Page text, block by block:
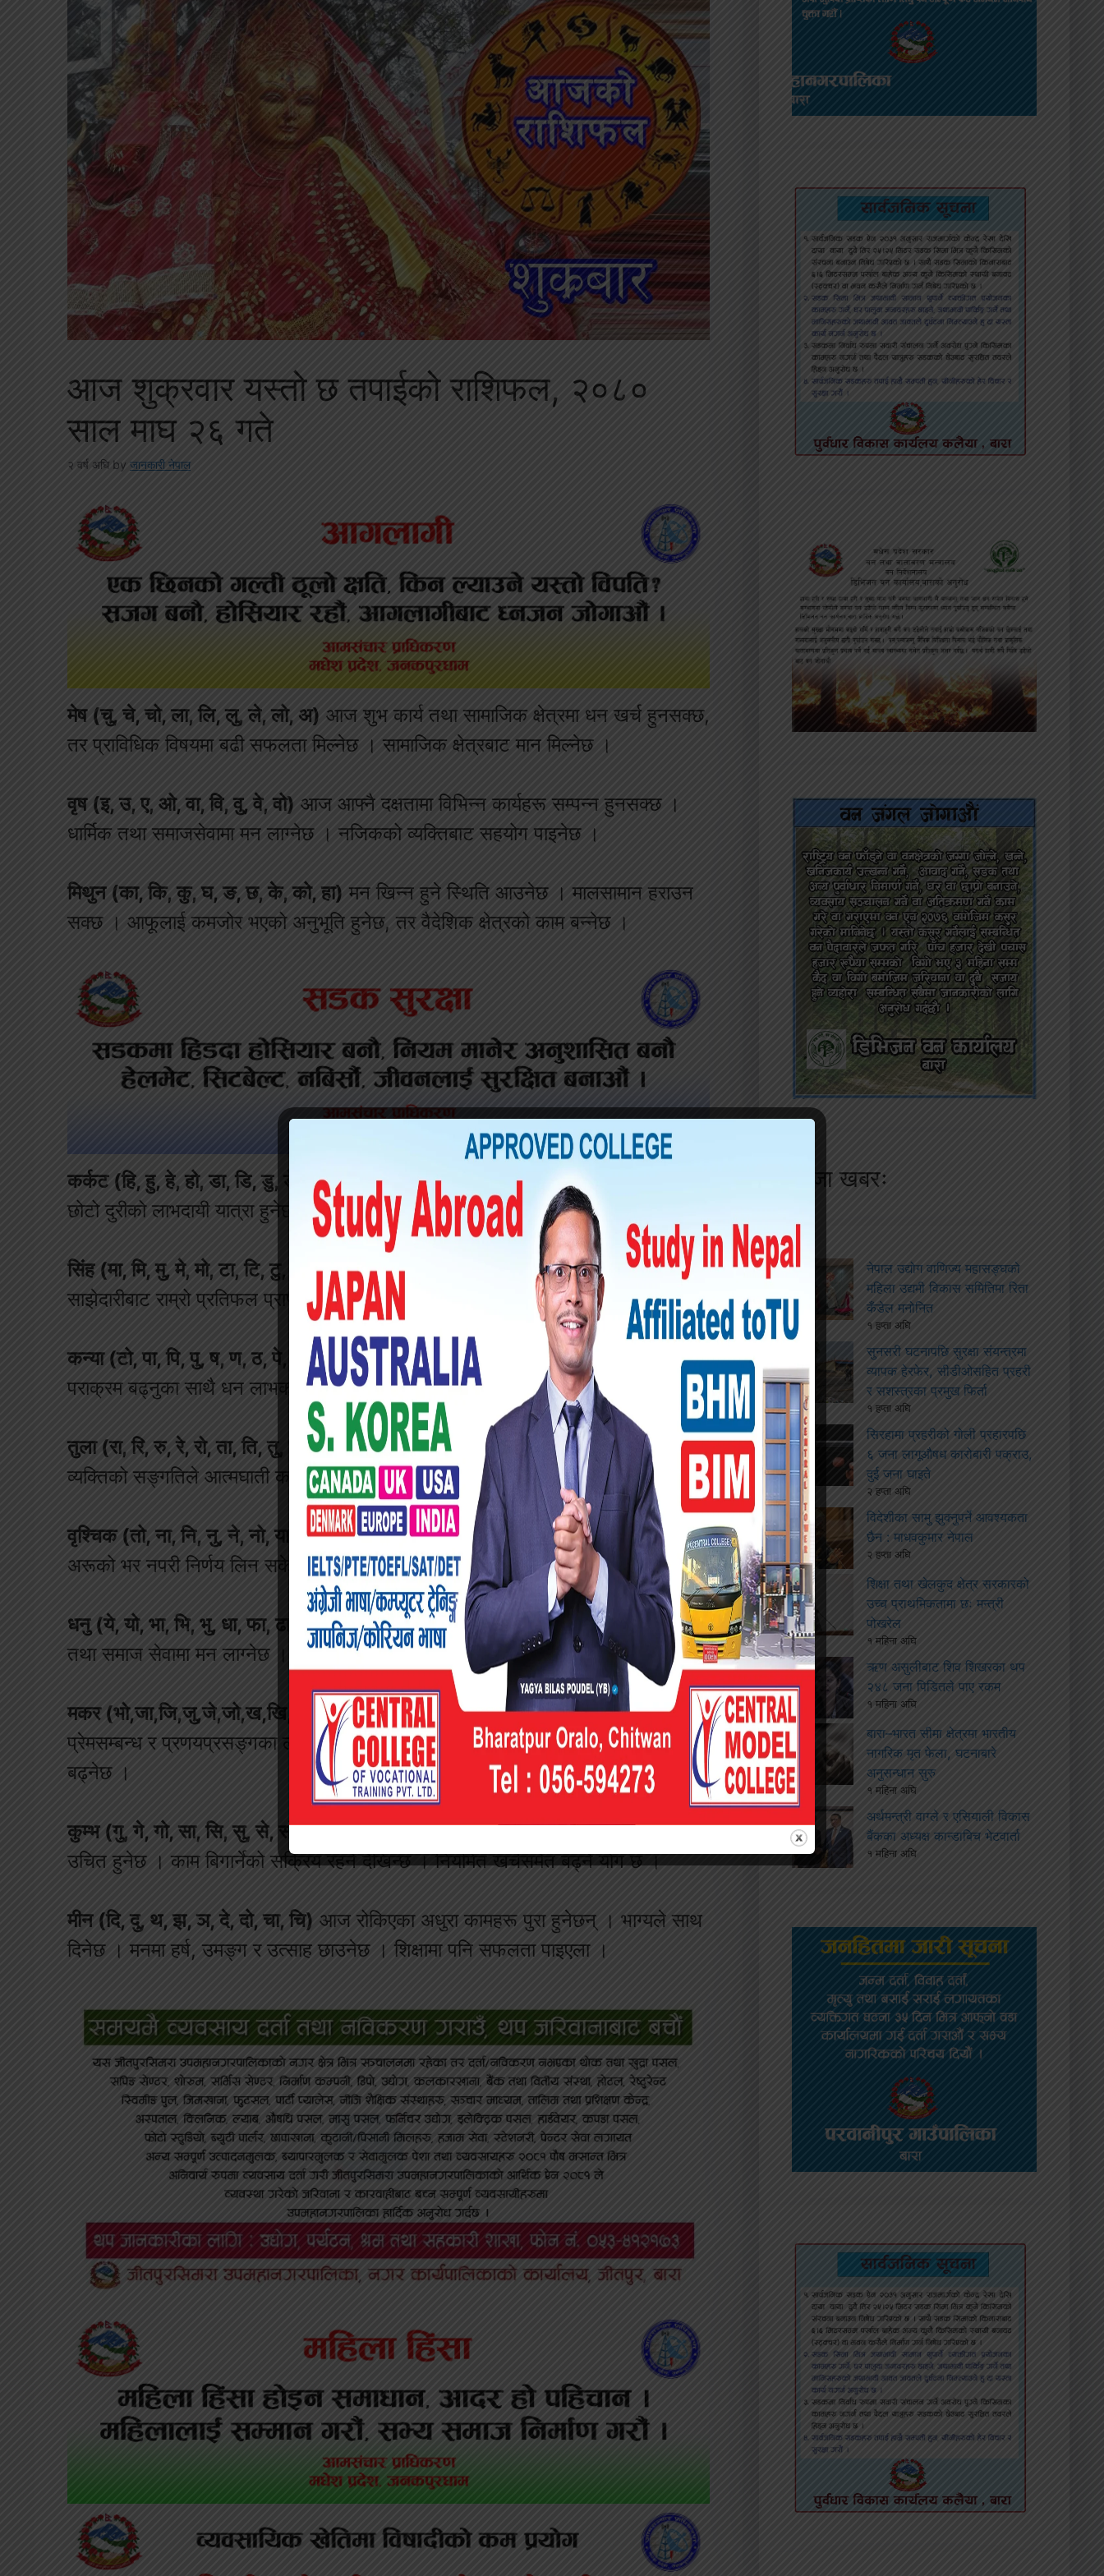
आज शुक्रवार यस्तो छ तपाईको राशिफल, २०८०
साल माघ २६ गते
२ वर्ष अघि by जानकारी नेपाल
मेष (चु, चे, चो, ला, लि, लु, ले, लो, अ) आज शुभ कार्य तथा सामाजिक क्षेत्रमा धन खर्च हुनसक्छ,
तर प्राविधिक विषयमा बढी सफलता मिल्नेछ । सामाजिक क्षेत्रबाट मान मिल्नेछ ।
वृष (इ, उ, ए, ओ, वा, वि, वु, वे, वो) आज आफ्नै दक्षतामा विभिन्न कार्यहरू सम्पन्न हुनसक्छ ।
धार्मिक तथा समाजसेवामा मन लाग्नेछ । नजिकको व्यक्तिबाट सहयोग पाइनेछ ।
मिथुन (का, कि, कु, घ, ङ, छ, के, को, हा) मन खिन्न हुने स्थिति आउनेछ । मालसामान हराउन
सक्छ । आफूलाई कमजोर भएको अनुभूति हुनेछ, तर वैदेशिक क्षेत्रको काम बन्नेछ ।
कर्कट (हि, हु, हे, हो, डा, डि, डु, डे, डो) समस्या दर्साउँदा सुखदुःखमा साथ दिनेहरू भेटिनेछन् ।
छोटो दुरीको लाभदायी यात्रा हुनेछ । अरुलाई प्रभावित पारेर काम पनि बन्ला ।
सिंह (मा, मि, मु, मे, मो, टा, टि, टु, टे)
आफन्त र मित्रवर्गको सहयोग पाइने नै छ । बन्दव्यापार र
साझेदारीबाट राम्रो प्रतिफल प्राप्त हुनेछ । साङ्गीतिक क्षेत्रमा रुचि बढ्नेछ ।
कन्या (टो, पा, पि, पु, ष, ण, ठ, पे, पो)आज मिष्ठान्न भोजनको अवसर प्राप्त हुने योग छ ।
पराक्रम बढ्नुका साथै धन लाभका योग पनि देखिन्छन् । प्रेम जीवन पनि सफल रहनेछ ।
तुला (रा, रि, रु, रे, रो, ता, ति, तु, ते)आज अधिकार प्राप्तिका लागि संघर्ष गर्नु पर्ला । दुष्ट
व्यक्तिको सङ्गतिले आत्मघाती काम गर्न पुगिएला सचेत रहनुहोला । अल्छीपना पनि बढ्नेछ ।
वृश्चिक (तो, ना, नि, नु, ने, नो, या, यि, यु)लामो समयदेखि रोकिएको कामको गाँठो फुक्नेछ ।
अरूको भर नपरी निर्णय लिन सके थप अवसर प्राप्त होला । स्वादिष्ट भोजन पनि पाइएला ।
धनु (ये, यो, भा, भि, भु, धा, फा, ढा, भे)बुद्धिको उपयोगले लक्ष्य पहिल्याउन सकिनेछ । धर्मकर्म
तथा समाज सेवामा मन लाग्नेछ । रमाइलो र टाढाको यात्राको सम्भावना समेत छ ।
मकर (भो,जा,जि,जु,जे,जो,ख,खि,खु,खे,खो,गा,गि) आज आँटेको र ताकेको कार्य पुरा होला ।
प्रेमसम्बन्ध र प्रणयप्रसङ्गका लागि पनि श्रेष्ठ समय रहेको छ । साहित्यिक क्षेत्रमा रुचि
बढ्नेछ ।
कुम्भ (गु, गे, गो, सा, सि, सु, से, सो, दा)स्वास्थ्य क्षेत्र निर्बल रहने भएकाले सजगता अपनाउनु नै
उचित हुनेछ । काम बिगार्नेको सक्रिय रहने देखिन्छ । नियमित खर्चसमेत बढ्ने योग छ ।
मीन (दि, दु, थ, झ, ञ, दे, दो, चा, चि) आज रोकिएका अधुरा कामहरू पुरा हुनेछन् । भाग्यले साथ
दिनेछ । मनमा हर्ष, उमङ्ग र उत्साह छाउनेछ । शिक्षामा पनि सफलता पाइएला ।
ताजा खबरः
नेपाल उद्योग वाणिज्य महासङ्घको
महिला उद्यमी विकास समितिमा रिता
कँडेल मनोनित
१ हप्ता अघि
सुनसरी घटनापछि सुरक्षा संयन्त्रमा
व्यापक हेरफेर, सीडीओसहित प्रहरी
र सशस्त्रका प्रमुख फिर्ता
१ हप्ता अघि
सिरहामा प्रहरीको गोली प्रहारपछि
६ जना लागूऔषध कारोबारी पक्राउ,
दुई जना घाइते
२ हप्ता अघि
विदेशीका सामु झुक्नुपर्ने आवश्यकता
छैन : माधवकुमार नेपाल
२ हप्ता अघि
शिक्षा तथा खेलकुद क्षेत्र सरकारको
उच्च प्राथमिकतामा छः मन्त्री
पोखरेल
१ महिना अघि
ऋण असुलीबाट शिव शिखरका थप
२४८ जना पिडितले पाए रकम
१ महिना अघि
बारा–भारत सीमा क्षेत्रमा भारतीय
नागरिक मृत फेला, घटनाबारे
अनुसन्धान सुरु
१ महिना अघि
अर्थमन्त्री वाग्ले र एसियाली विकास
बैंकका अध्यक्ष कान्डाबिच भेटवार्ता
१ महिना अघि